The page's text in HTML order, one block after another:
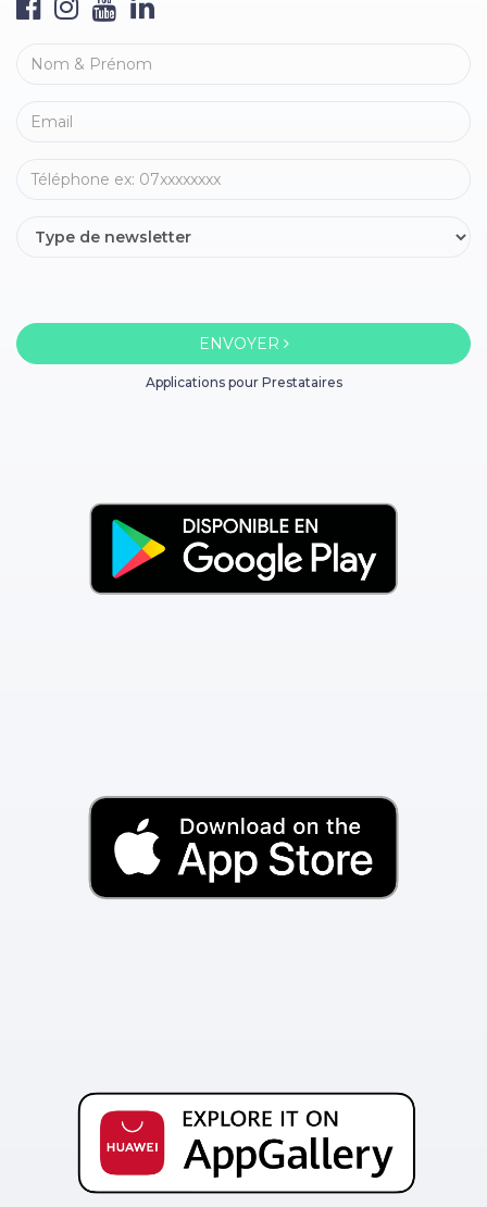
ENVOYER
Applications pour Prestataires